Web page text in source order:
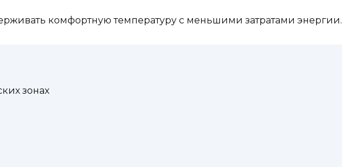
комфортную температуру с меньшими затратами энергии.
зонах